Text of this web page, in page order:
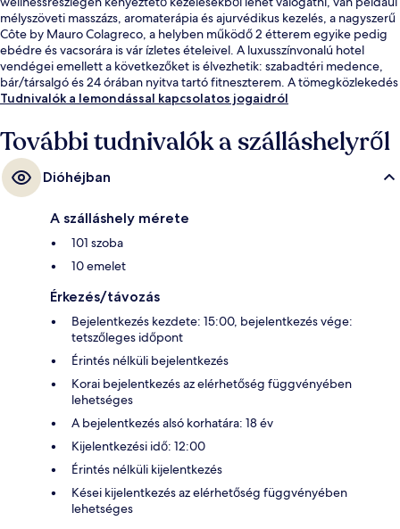
mélyszöveti masszázs, aromaterápia és ajurvédikus kezelés, a nagyszerű
Côte by Mauro Colagreco, a helyben működő 2 étterem egyike pedig
ebédre és vacsorára is vár ízletes ételeivel. A luxusszínvonalú hotel
vendégei emellett a következőket is élvezhetik: szabadtéri medence,
bár/társalgó és 24 órában nyitva tartó fitneszterem. A tömegközlekedés
jól megközelíthető: Rama III híd buszmegálló csak 14 perc gyalog.
Tudnivalók a lemondással kapcsolatos jogaidról
További tudnivalók a szálláshelyről
Dióhéjban
A szálláshely mérete
101 szoba
10 emelet
Érkezés/távozás
Bejelentkezés kezdete: 15:00, bejelentkezés vége:
tetszőleges időpont
Érintés nélküli bejelentkezés
Korai bejelentkezés az elérhetőség függvényében
lehetséges
A bejelentkezés alsó korhatára: 18 év
Kijelentkezési idő: 12:00
Érintés nélküli kijelentkezés
Kései kijelentkezés az elérhetőség függvényében
lehetséges